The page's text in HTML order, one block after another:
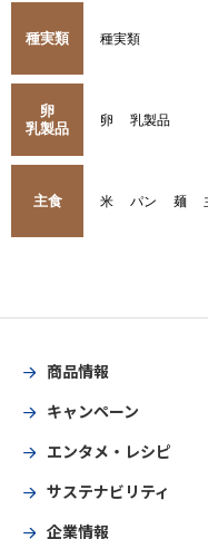
種実類 種実類
卵
乳製品
卵 乳製品
主食 米 パン 麺
商品情報
キャンペーン
エンタメ・レシピ
サステナビリティ
企業情報